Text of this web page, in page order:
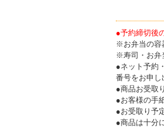
●予約締切後
※お弁当の容
※寿司・お弁
●ネット予約
番号をお申し
●商品お受取
●お客様の手
●お受取り予
●商品は十分